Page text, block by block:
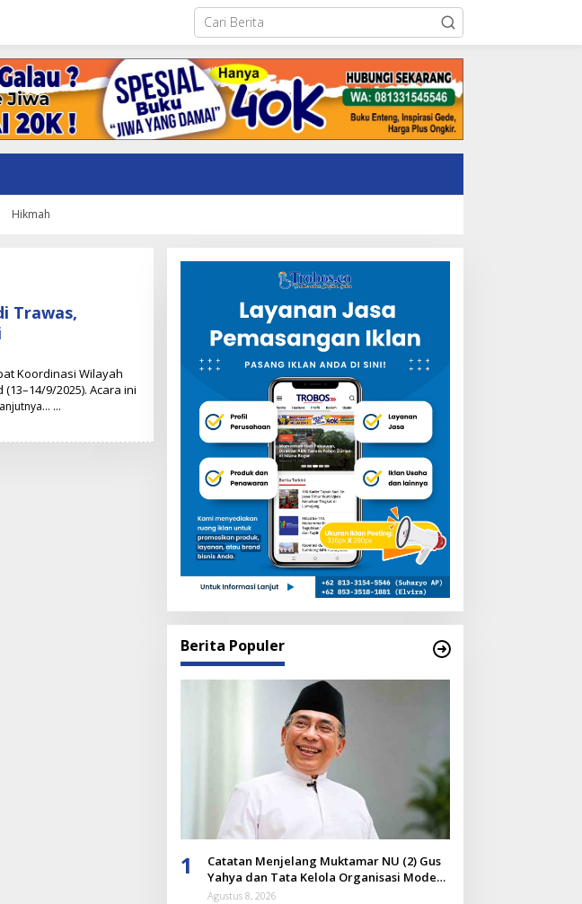
Hikmah
Trawas,
Koordinasi Wilayah
9/2025). Acara ini
Berita Populer
1
Catatan Menjelang Muktamar NU (2) Gus
Yahya dan Tata Kelola Organisasi Modern
yang Menyandera Dirinya
Agustus 8, 2026